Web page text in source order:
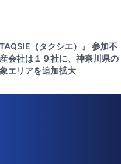
TAQSIE（タクシエ）』 参加不
会社は１９社に、神奈川県の
エリアを追加拡大